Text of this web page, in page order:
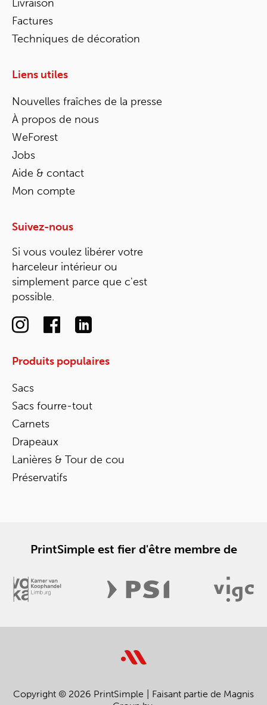
Livraison
Factures
Techniques de décoration
Liens utiles
Nouvelles fraîches de la presse
À propos de nous
WeForest
Jobs
Aide & contact
Mon compte
Suivez-nous
Si vous voulez libérer votre
harceleur intérieur ou
simplement parce que c'est
possible.
Produits populaires
Sacs
Sacs fourre-tout
Carnets
Drapeaux
Lanières & Tour de cou
Préservatifs
PrintSimple est fier d'être membre de
Copyright © 2026 PrintSimple
Faisant partie de Magnis